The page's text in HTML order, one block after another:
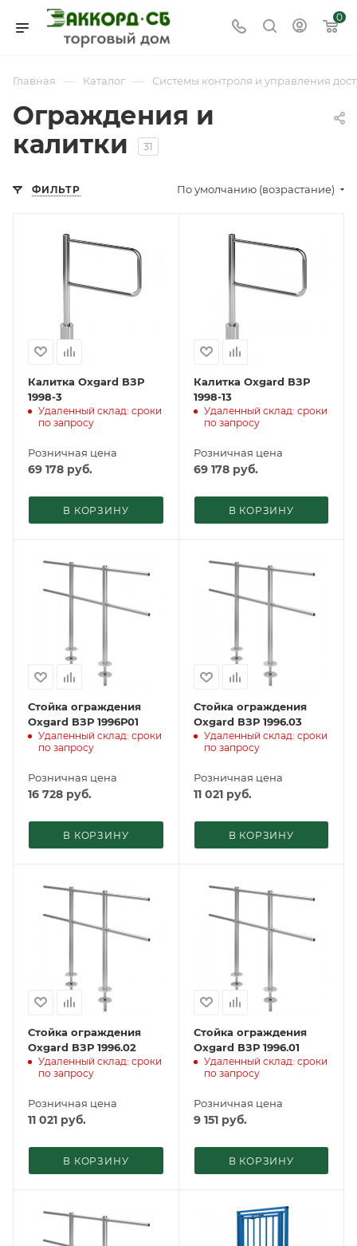
0
Главная — Каталог — Системы контроля и управления
Ограждения и
калитки
31
ФИЛЬТР По умолчанию (возрастание)
Калитка Oxgard ВЗР
1998-3
Удаленный склад: сроки
по запросу
Розничная цена
69 178 руб.
В КОРЗИНУ
Калитка Oxgard ВЗР
1998-13
Удаленный склад: сроки
по запросу
Розничная цена
69 178руб.
В КОРЗИНУ
Стойка ограждения
Oxgard ВЗР 1996Р01
Удаленный склад: сроки
по запросу
Розничная цена
16 728 руб.
В КОРЗИНУ
Стойка ограждения
Oxgard ВЗР 1996.03
Удаленный склад: сроки
по запросу
Розничная цена
11 021руб.
В КОРЗИНУ
Стойка ограждения
Oxgard ВЗР 1996.02
Удаленный склад: сроки
по запросу
Розничная цена
11 021 руб.
В КОРЗИНУ
Стойка ограждения
Oxgard ВЗР 1996.01
Удаленный склад: сроки
по запросу
Розничная цена
9 151руб.
В КОРЗИНУ